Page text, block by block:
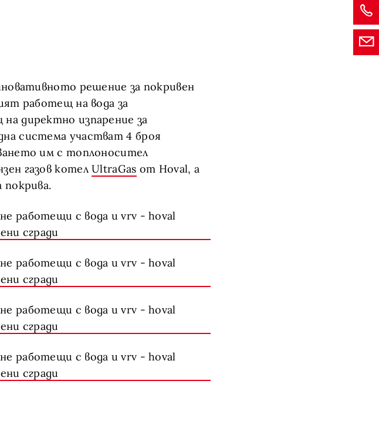
решение за покривен
работещ на вода за
директно изпарение за
система участват 4 броя
им с топлоносител
газов котелUltraGas от Hoval, а
покрива.